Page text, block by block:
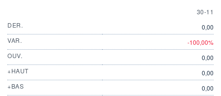
30
30-11
DER.
0,00
VAR.
-100,00%
OUV.
0,00
+HAUT
0,00
+BAS
0,00